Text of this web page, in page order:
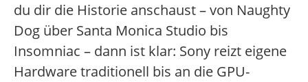
du dir die Historie anschaust – von Naughty
Dog über Santa Monica Studio bis
Insomniac – dann ist klar: Sony reizt eigene
Hardware traditionell bis an die GPU-